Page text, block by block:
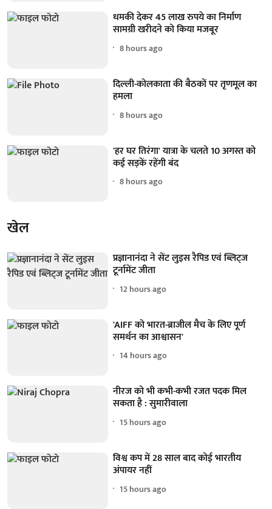
धमकी देकर 45 लाख रुपये का निर्माण
सामग्री खरीदने को किया मजबूर
8 hours ago
दिल्ली-कोलकाता की बैठकों पर तृणमूल का
हमला
8 hours ago
'हर घर तिरंगा' यात्रा के चलते 10 अगस्त को
कई सड़कें रहेंगी बंद
8 hours ago
खेल
प्रज्ञानानंदा ने सेंट लुइस रैपिड एवं ब्लिट्ज
टूर्नामेंट जीता
12 hours ago
'AIFF को भारत-ब्राजील मैच के लिए पूर्ण
समर्थन का आश्वासन'
14 hours ago
नीरज को भी कभी-कभी रजत पदक मिल
सकता है : सुमारीवाला
15 hours ago
विश्व कप में 28 साल बाद कोई भारतीय
अंपायर नहीं
15 hours ago